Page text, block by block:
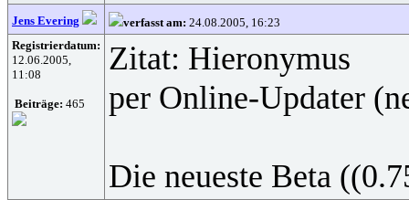
Jens Evering verfasst am: 24.08.2005, 16:23
Registrierdatum:
12.06.2005,
11:08
Beiträge: 465
Zitat: Hieronymus
per Online-Updater
Die neueste Beta